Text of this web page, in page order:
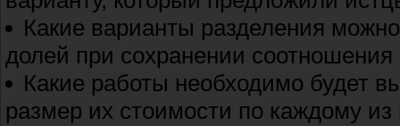
Какие варианты разделения
долей при сохранении
Какие работы необходимо будет
размер их стоимости по каждому